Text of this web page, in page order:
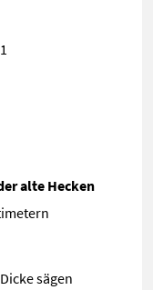
alte Hecken
sägen